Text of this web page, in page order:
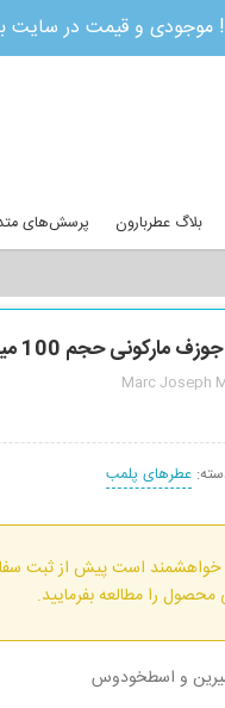
موجودی و قیمت در سایت
بلاگ عطربارون پرسش‌های
حجم 100 میلی‌لیتر
Marc Joseph
عطرهای پلمب
خواهشمند است پیش از ثبت
را مطالعه بفرمایید.
و اسطخودوس